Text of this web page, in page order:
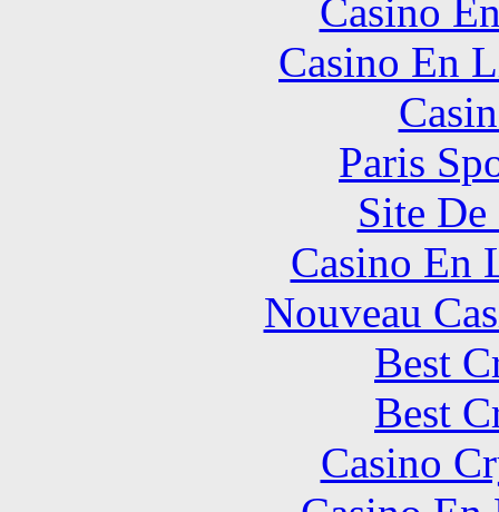
Casino
Casino En
Paris
Site
Casino En
Nouveau
Best
Best
Casino